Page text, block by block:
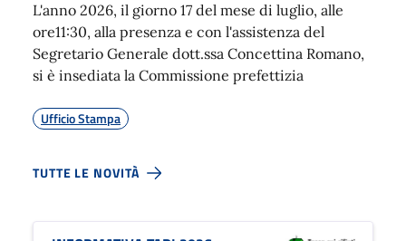
L'anno 2026, il giorno 17 del mese di luglio, alle
ore11:30, alla presenza e con l'assistenza del
Segretario Generale dott.ssa Concettina Romano,
si è insediata la Commissione prefettizia
Ufficio Stampa
TUTTE LE NOVITÀ